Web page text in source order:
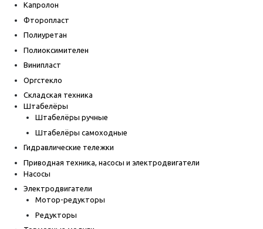
Капролон
Фторопласт
Полиуретан
Полиоксимителен
Винипласт
Оргстекло
Складская техника
Штабелёры
Штабелёры ручные
Штабелёры самоходные
Гидравлические тележки
Приводная техника, насосы и электродвигатели
Насосы
Электродвигатели
Мотор-редукторы
Редукторы